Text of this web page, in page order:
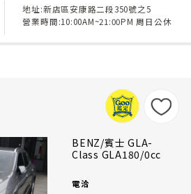
地址:新店區安康路二段350號之5
營業時間:10:00AM~21:00PM 周日公休
BENZ/賓士 GLA-
Class GLA180/0cc
電洽